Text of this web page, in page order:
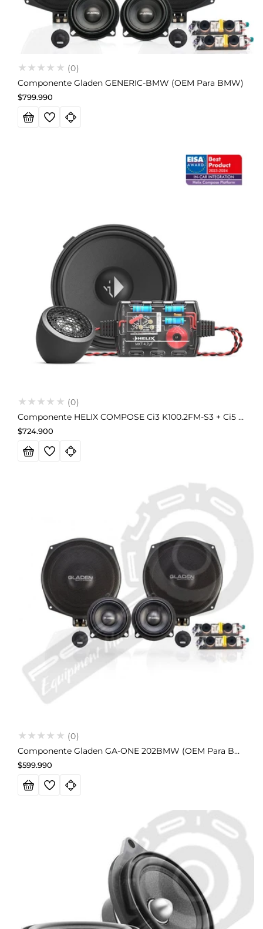
(0)
Componente Gladen GENERIC-BMW (OEM Para BMW)
Precio
habitual
$799.990
(0)
Componente HELIX COMPOSE Ci3 K100.2FM-S3 + Ci5 S200FM-D2 Para BMW (3 Vías)
Precio
habitual
$724.900
(0)
Componente Gladen GA-ONE 202BMW (OEM Para BMW)
Precio
habitual
$599.990